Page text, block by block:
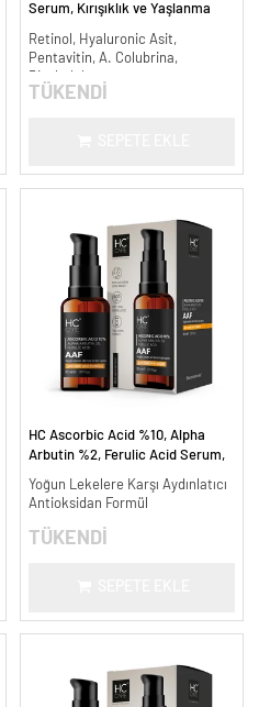
Serum, Kırışıklık ve Yaşlanma
Retinol, Hyaluronic Asit,
Pentavitin, A. Colubrina,
Bisabolol
TÜKENDİ
HC Ascorbic Acid %10, Alpha
Arbutin %2, Ferulic Acid Serum,
ml.
Yoğun Lekelere Karşı Aydınlatıcı
Antioksidan Formül
TÜKENDİ